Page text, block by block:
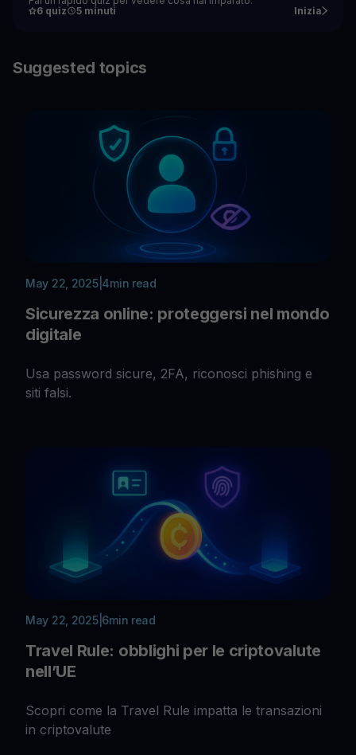
6 quiz
5 minuti Inizia
Suggested topics
May 22, 2025| 4min read
Sicurezza online: proteggersi nel mondo
digitale
Usa password sicure, 2FA, riconosci phishing e
siti falsi.
May 22, 2025| 6min read
Travel Rule: obblighi per le criptovalute
nell’UE
Scopri come la Travel Rule impatta le transazioni
in criptovalute